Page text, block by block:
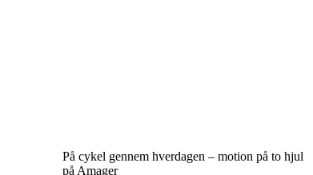
På cykel gennem hverdagen – motion på to hjul
på Amager